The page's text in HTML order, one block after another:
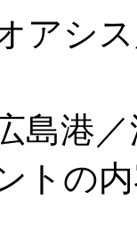
アシ
島港
トの